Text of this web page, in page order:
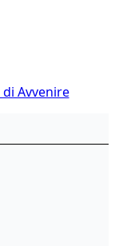
Avvenire